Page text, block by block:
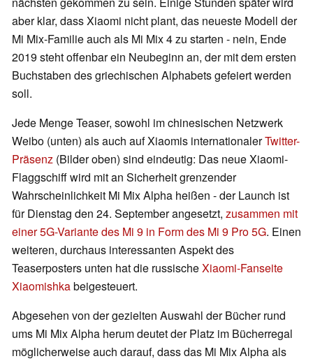
aber klar, dass Xiaomi nicht plant, das neueste Modell der
Mi Mix-Familie auch als Mi Mix 4 zu starten - nein, Ende
2019 steht offenbar ein Neubeginn an, der mit dem ersten
Buchstaben des griechischen Alphabets gefeiert werden
soll.
Jede Menge Teaser, sowohl im chinesischen Netzwerk
Weibo (unten) als auch auf Xiaomis internationalerTwitter-
Präsenz (Bilder oben) sind eindeutig: Das neue Xiaomi-
Flaggschiff wird mit an Sicherheit grenzender
Wahrscheinlichkeit Mi Mix Alpha heißen - der Launch ist
für Dienstag den 24. September angesetzt, zusammen mit
einer 5G-Variante des Mi 9 in Form des Mi 9 Pro 5G. Einen
weiteren, durchaus interessanten Aspekt des
Teaserposters unten hat die russischeXiaomi-Fanseite
Xiaomishkabeigesteuert.
Abgesehen von der gezielten Auswahl der Bücher rund
ums Mi Mix Alpha herum deutet der Platz im Bücherregal
möglicherweise auch darauf, dass das Mi Mix Alpha als